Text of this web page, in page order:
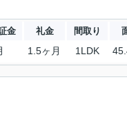
金 礼金 間取り
1.5ヶ月 1LDK